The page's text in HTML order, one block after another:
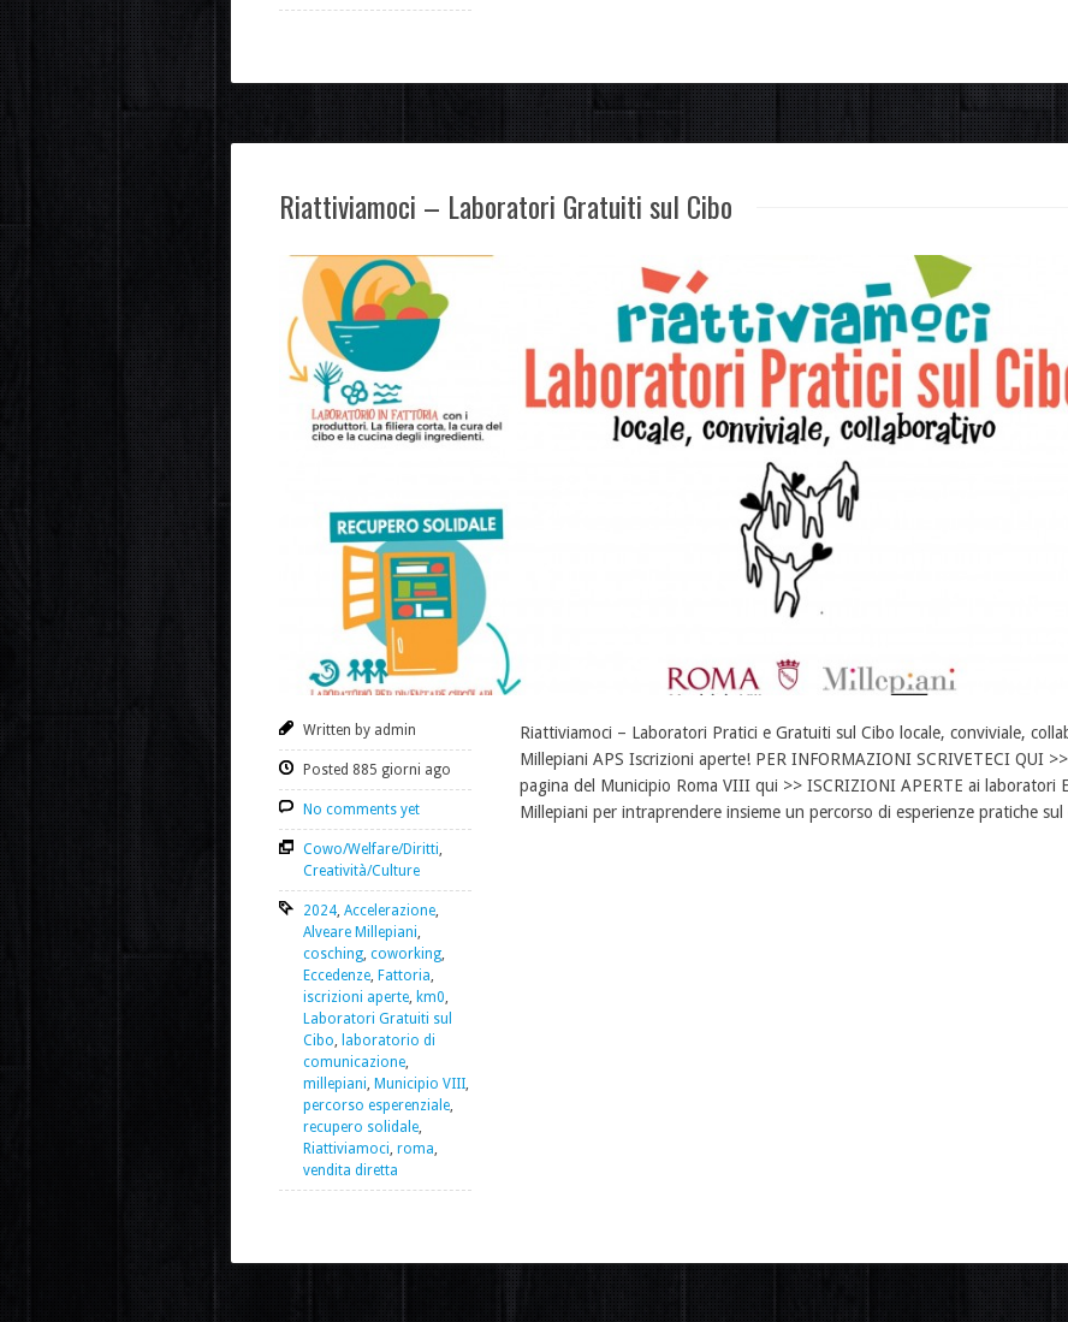
Riattiviamoci – Laboratori Gratuiti sul Cibo
Written by admin
Posted 885 giorni ago
No comments yet
Cowo/Welfare/Diritti,
Creatività/Culture
2024, Accelerazione,
Alveare Millepiani,
cosching, coworking,
Eccedenze, Fattoria,
iscrizioni aperte, km0,
Laboratori Gratuiti sul
Cibo, laboratorio di
comunicazione,
millepiani, Municipio VIII,
percorso esperenziale,
recupero solidale,
Riattiviamoci, roma,
vendita diretta
Riattiviamoci – Laboratori Pratici e Gratuiti sul Cibo locale, conviviale,
Millepiani APS Iscrizioni aperte! PER INFORMAZIONI SCRIVETECI QUI
pagina del Municipio Roma VIII qui >> ISCRIZIONI APERTE ai laboratori
Millepiani per intraprendere insieme un percorso di esperienze pratiche sul